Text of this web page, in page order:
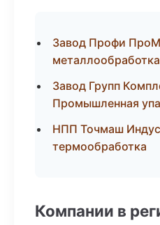
Завод Профи
металлообработка
Завод Групп
Промышленная
НПП Точмаш
термообработка
Компании в